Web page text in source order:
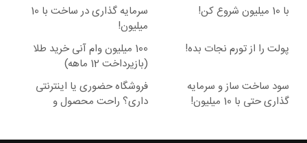
با 10 میلیون شروع کن!
سرمایه گذاری در ساخت با 10
میلیون!
پولت را از تورم نجات بده!
100 میلیون وام آنی خرید طلا
(بازپرداخت 12 ماهه)
سود ساخت ساز و سرمایه
گذاری حتی با 10 میلیون!
فروشگاه حضوری یا اینترنتی
داری؟ راحت محصول و